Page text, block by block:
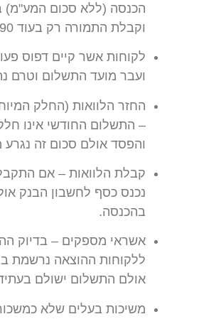
הכנסה (ללא סכום המע"מ) בחודש
וקבלת התמורה רק בעוד 90 יום.
לקוחות אשר קיים דפוס פעולה
ועבר מועד התשלום וטרם
החזר הלוואות (החלק המיוחס
– התשלום החודשי אינו חלק מדו"ח
והפסד אולם סכום זה נגרע
קבלת הלוואות – אם התקבלה
נכנס כסף לחשבון הבנק אולם אין
בהכנסה.
אשראי מספקים – בדיוק ההפך
ללקוחות ההוצאה נרשמת בחודש
אולם התשלום ישולם בעתיד.
משיכות בעלים שלא כמשכורת –